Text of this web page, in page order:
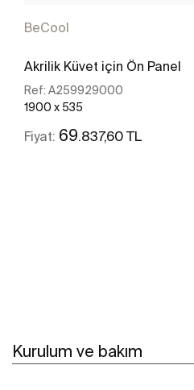
BeCool
Akrilik Küvet için Ön Panel
Ref: A259929000
1900 x 535
Fiyat: 69.837,60 TL
Kurulum ve bakım